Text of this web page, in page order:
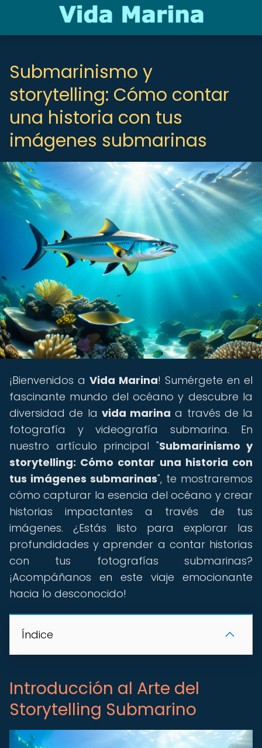
Submarinismo y
storytelling: Cómo contar
una historia con tus
imágenes submarinas
¡Bienvenidos a Vida Marina! Sumérgete en el
fascinante mundo del océano y descubre la
diversidad de la vida marina a través de la
fotografía y videografía submarina. En
nuestro artículo principal "Submarinismo y
storytelling: Cómo contar una historia con
tus imágenes submarinas", te mostraremos
cómo capturar la esencia del océano y crear
historias impactantes a través de tus
imágenes. ¿Estás listo para explorar las
profundidades y aprender a contar historias
con tus fotografías submarinas?
¡Acompáñanos en este viaje emocionante
hacia lo desconocido!
Índice
Introducción al Arte del
Storytelling Submarino